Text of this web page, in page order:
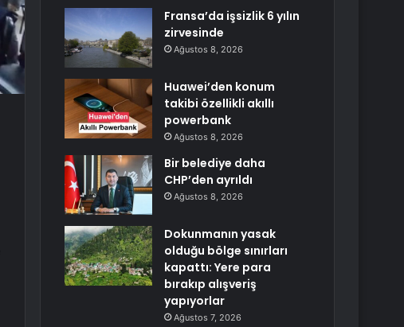
Fransa’da işsizlik 6 yılın
zirvesinde
Ağustos 8, 2026
Huawei’den konum
takibi özellikli akıllı
powerbank
Ağustos 8, 2026
Bir belediye daha
CHP’den ayrıldı
Ağustos 8, 2026
Dokunmanın yasak
olduğu bölge sınırları
kapattı: Yere para
bırakıp alışveriş
yapıyorlar
Ağustos 7, 2026